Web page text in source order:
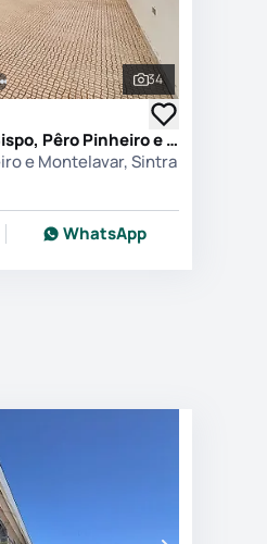
Ver todas as
34
Moradia T4 em Almargem do Bispo, Pêro Pinheiro e Montelavar, Sintra
e Montelavar, Sintra
WhatsApp